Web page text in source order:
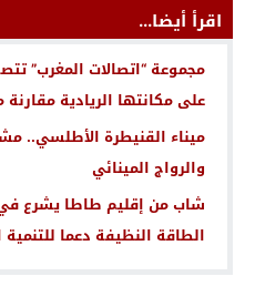
اقرأ أيضا...
مجموعة “اتصالات المغرب”
على مكانتها الريادية
ميناء القنيطرة الأطلسي..
والرواج المينائي
شاب من إقليم طاطا يشرع في
الطاقة النظيفة دعما للتنمية